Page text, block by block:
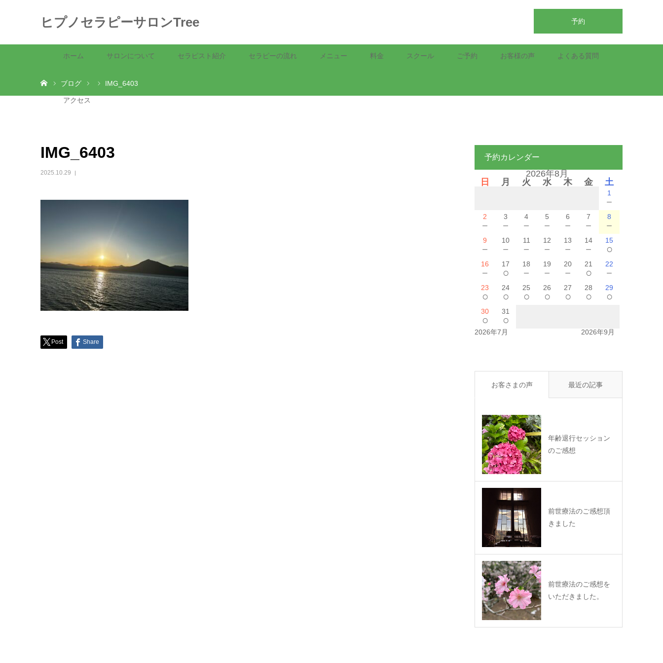
ヒプノセラピーサロンTree 予約
ホーム サロンについて セラピスト紹介 セラピーの流れ メニュー 料金 スクール ご予約 お客様の声 よくある質問
アクセス
ブログ IMG_6403
IMG_6403
2025.10.29
Post Share
予約カレンダー
2026年8月
日
月 火 水 木 金 土
1
－
2
－
3
－
4
－
5
－
6
－
7
－
8
－
9
－
10
－
11
－
12
－
13
－
14
－
15
○
16
－
17
○
18
－
19
－
20
－
21
○
22
－
23
○
24
○
25
○
26
○
27
○
28
○
29
○
30
○
31
○
2026年7月 2026年9月
お客さまの声 最近の記事
年齢退行セッション
のご感想
前世療法のご感想頂
きました
前世療法のご感想を
いただきました。